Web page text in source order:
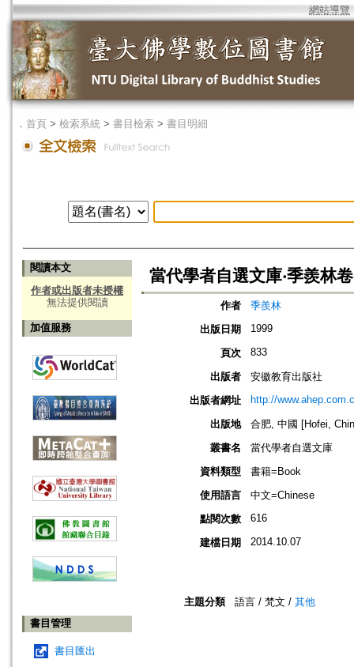
網站導覽
． 首頁 > 檢索系統 > 書目檢索 > 書目明細
閱讀本文
作者或出版者未授權
無法提供閱讀
加值服務
書目管理
書目匯出
當代學者自選文庫‧季羨林卷
作者
季羨林
出版日期
1999
頁次 833
出版者
安徽教育出版社
出版者網址
http://
出版地
合肥, 中國 [Hofei,
叢書名
當代學者自選文庫
資料類型
書籍=Book
使用語言
中文=Chinese
點閱次數
616
建檔日期 2014.10.07
主題分類 語言 / 梵文 / 其他